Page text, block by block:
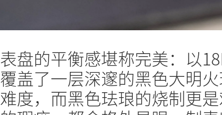
表盘的平衡感堪称完美：以
覆盖了一层深邃的黑色大明
难度，而黑色珐琅的烧制更